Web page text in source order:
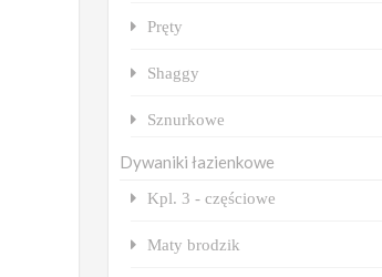
Pręty
Shaggy
Sznurkowe
Dywaniki łazienkowe
Kpl. 3 - częściowe
Maty brodzik